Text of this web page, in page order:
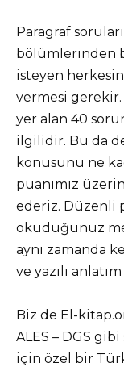
Paragraf
bölümlerinden
isteyen
vermesi
yer alan 40
ilgilidir. Bu da
konusunu ne
puanımız
ederiz. Düzenli
okuduğunuz
aynı zamanda
ve yazılı
Biz de El-
ALES – DGS
için özel bir